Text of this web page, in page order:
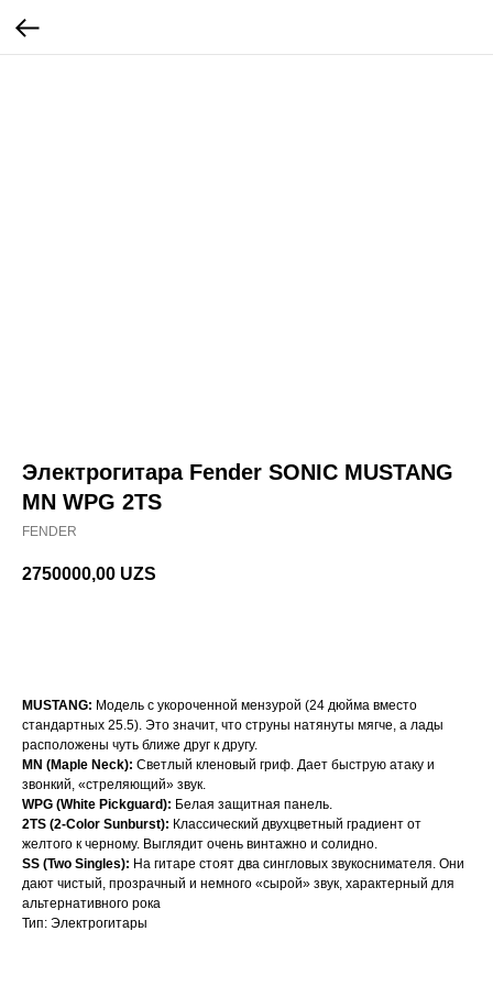
Электрогитара Fender SONIC MUSTANG
MN WPG 2TS
FENDER
2750000,00 UZS
MUSTANG: Модель с укороченной мензурой (24 дюйма вместо
стандартных 25.5). Это значит, что струны натянуты мягче, а лады
расположены чуть ближе друг к другу.
MN (Maple Neck): Светлый кленовый гриф. Дает быструю атаку и
звонкий, «стреляющий» звук.
WPG (White Pickguard): Белая защитная панель.
2TS (2-Color Sunburst): Классический двухцветный градиент от
желтого к черному. Выглядит очень винтажно и солидно.
SS (Two Singles): На гитаре стоят два сингловых звукоснимателя. Они
дают чистый, прозрачный и немного «сырой» звук, характерный для
альтернативного рока
Тип: Электрогитары